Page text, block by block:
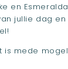
en
jullie dag
is mede